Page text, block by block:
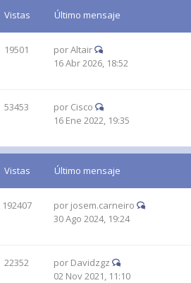
Vistas Último mensaje
19501 porAltair
16 Abr 2026, 18:52
53453 por Cisco
16 Ene 2022, 19:35
Vistas Último mensaje
192407 por josem.carneiro
30 Ago 2024, 19:24
22352 por Davidzgz
02 Nov 2021, 11:10